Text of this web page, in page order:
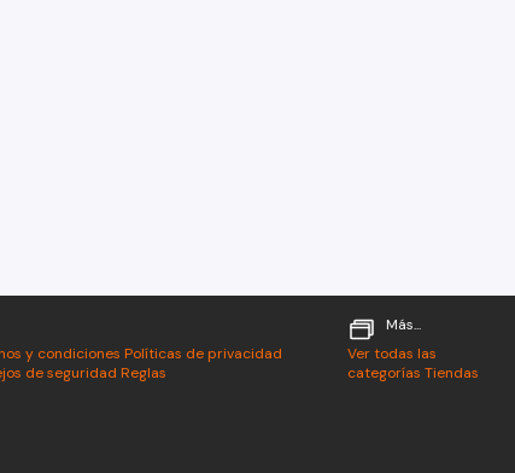
y condiciones Políticas de privacidad
de seguridad Reglas
Más...
Ver todas las
categorías Tiendas